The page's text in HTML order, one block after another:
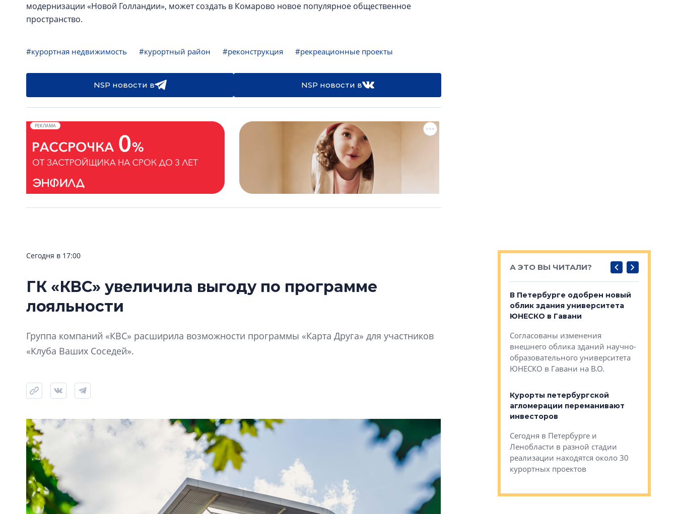
модернизации «Новой Голландии», может создать в Комарово новое популярное общественное
пространство.
#курортная недвижимость #курортный район #реконструкция #рекреационные проекты
NSP новости в NSP новости в
РЕКЛАМА
Сегодня в 17:00
ГК «КВС» увеличила выгоду по программе
лояльности
Группа компаний «КВС» расширила возможности программы «Карта Друга» для участников
«Клуба Ваших Соседей».
А ЭТО ВЫ ЧИТАЛИ?
эпохи фальш-панелей
В Петербурге одобрен новый
облик здания университета
ЮНЕСКО в Гавани
Согласованы изменения
внешнего облика зданий научно-
образовательного университета
ЮНЕСКО в Гавани на В.О.
Курорты петербургской
агломерации переманивают
инвесторов
Сегодня в Петербурге и
Ленобласти в разной стадии
реализации находятся около 30
курортных проектов